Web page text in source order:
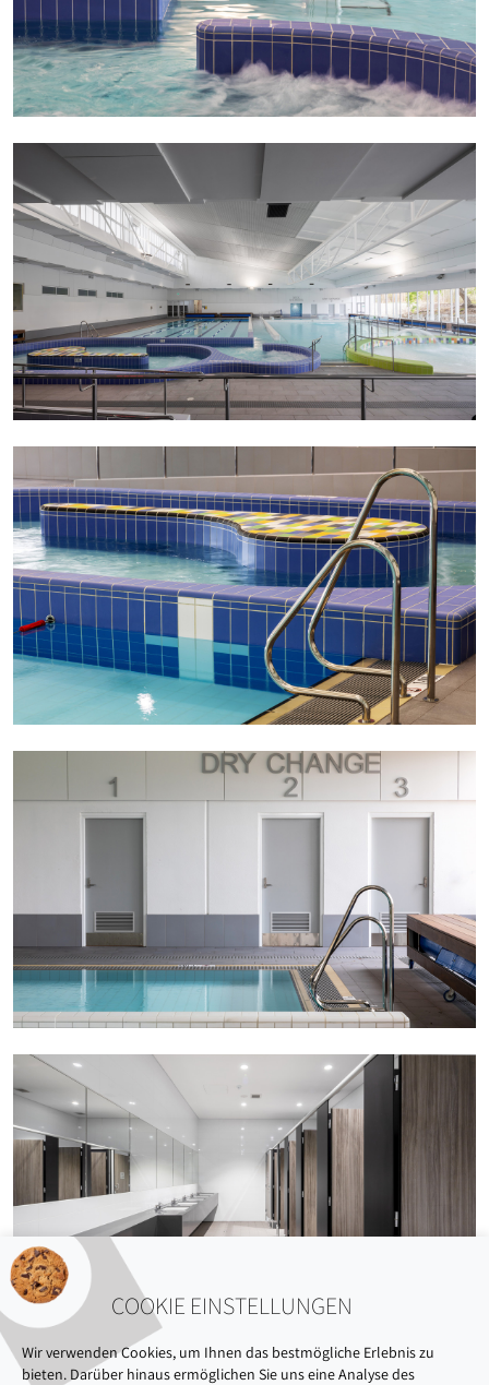
COOKIE EINSTELLUNGEN
Wir verwenden Cookies, um Ihnen das bestmögliche Erlebnis zu
bieten. Darüber hinaus ermöglichen Sie uns eine Analyse des